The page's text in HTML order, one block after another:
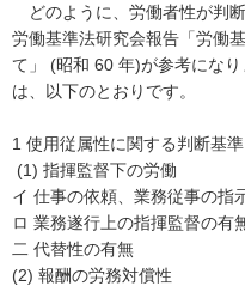
どのように、労働者性が判
労働基準法研究会報告「労働
て」 (昭和 60 年)が参考にな
は、以下のとおりです。
1 使用従属性に関する判断基準
イ 仕事の依頼、業務従事の指
ロ 業務遂行上の指揮監督の有
二 代替性の有無
(2) 報酬の労務対償性